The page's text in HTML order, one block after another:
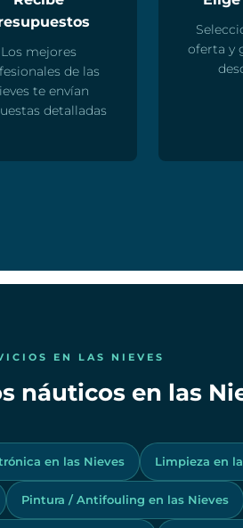
Los mejores
de las
te envían
detalladas
oferta y
EN LAS NIEVES
náuticos en las
en las Nieves Limpieza en
Pintura / Antifouling en las Nieves